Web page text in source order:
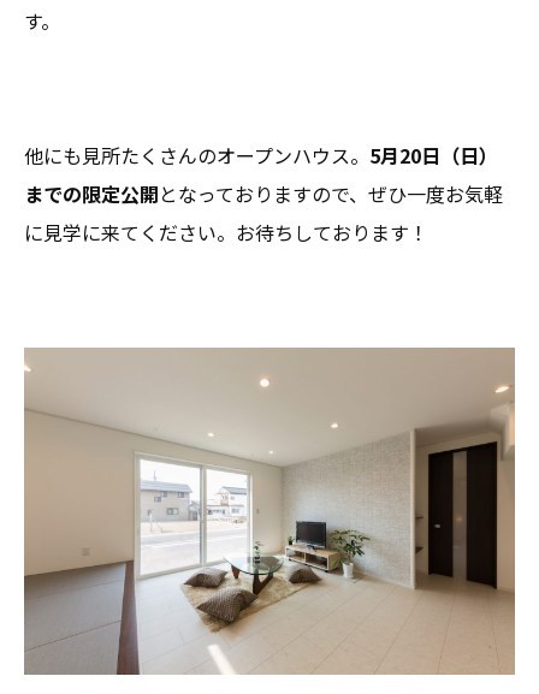
す。
他にも見所たくさんのオープンハウス。 5月20日（日）
までの限定公開となっておりますので、ぜひ一度お気軽
に見学に来てください。お待ちしております！